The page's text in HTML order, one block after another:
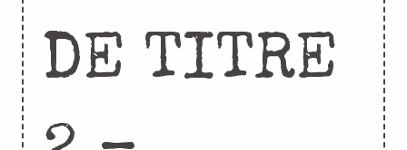
DE TITRE